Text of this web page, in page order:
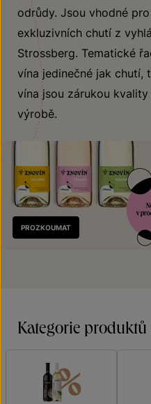
odrůdy. Jsou vhodné
exkluzivních chutí z
Strossberg. Tematické
vína jedinečné jak chutí,
vína jsou zárukou
výrobě.
Nově
v prodeji
PROZKOUMAT
Kategorie produktů